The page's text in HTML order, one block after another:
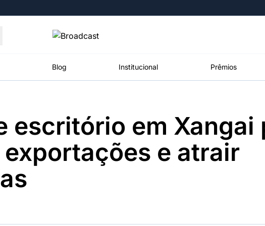
Blog Institucional Prêmios
Político
Os bastidores da
política em
tempo real
Energia
O setor de
White Label
Plataforma para
escritório em Xangai
e atrair